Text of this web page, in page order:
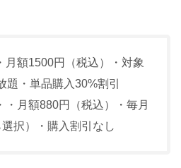
月額1500円（税込）・対象
・単品購入30%割引
・月額880円（税込）・毎月
択）・購入割引なし